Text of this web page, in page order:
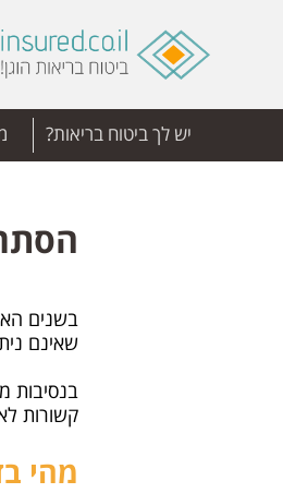
יש לך ביטוח בריאות?
בשנים
שאינם
בנסיבות
קשורות
מהי